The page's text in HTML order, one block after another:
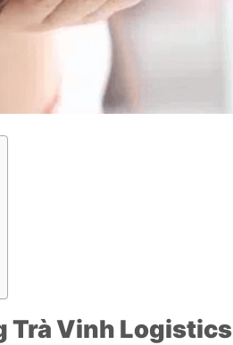
Trà Vinh Logistics